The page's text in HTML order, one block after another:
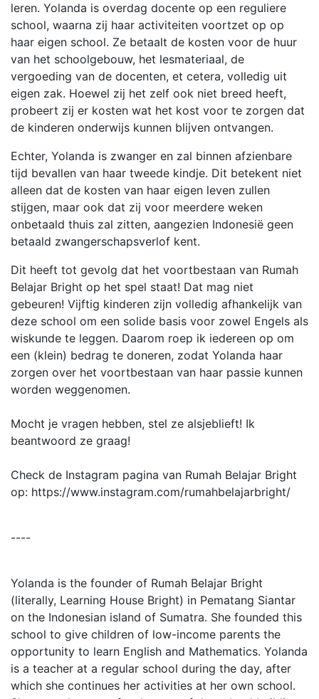
leren. Yolanda is overdag docente op een reguliere
school, waarna zij haar activiteiten voortzet op op
haar eigen school. Ze betaalt de kosten voor de huur
van het schoolgebouw, het lesmateriaal, de
vergoeding van de docenten, et cetera, volledig uit
eigen zak. Hoewel zij het zelf ook niet breed heeft,
probeert zij er kosten wat het kost voor te zorgen dat
de kinderen onderwijs kunnen blijven ontvangen.
Echter, Yolanda is zwanger en zal binnen afzienbare
tijd bevallen van haar tweede kindje. Dit betekent niet
alleen dat de kosten van haar eigen leven zullen
stijgen, maar ook dat zij voor meerdere weken
onbetaald thuis zal zitten, aangezien Indonesië geen
betaald zwangerschapsverlof kent.
Dit heeft tot gevolg dat het voortbestaan van Rumah
Belajar Bright op het spel staat! Dat mag niet
gebeuren! Vijftig kinderen zijn volledig afhankelijk van
deze school om een solide basis voor zowel Engels als
wiskunde te leggen. Daarom roep ik iedereen op om
een (klein) bedrag te doneren, zodat Yolanda haar
zorgen over het voortbestaan van haar passie kunnen
worden weggenomen.
Mocht je vragen hebben, stel ze alsjeblieft! Ik
beantwoord ze graag!
Check de Instagram pagina van Rumah Belajar Bright
op: https://www.instagram.com/rumahbelajarbright/
----
Yolanda is the founder of Rumah Belajar Bright
(literally, Learning House Bright) in Pematang Siantar
on the Indonesian island of Sumatra. She founded this
school to give children of low-income parents the
opportunity to learn English and Mathematics. Yolanda
is a teacher at a regular school during the day, after
which she continues her activities at her own school.